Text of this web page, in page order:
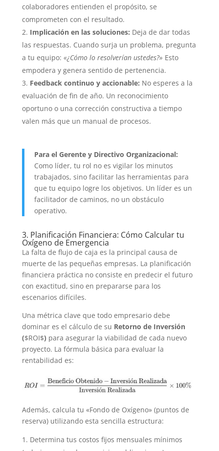
colaboradores entienden el propósito, se
comprometen con el resultado.
Implicación en las soluciones: Deja de dar todas
las respuestas. Cuando surja un problema, pregunta
a tu equipo: «¿Cómo lo resolverían ustedes?» Esto
empodera y genera sentido de pertenencia.
Feedback continuo y accionable: No esperes a la
evaluación de fin de año. Un reconocimiento
oportuno o una corrección constructiva a tiempo
valen más que un manual de procesos.
Para el Gerente y Directivo Organizacional:
Como líder, tu rol no es vigilar los minutos
trabajados, sino facilitar las herramientas para
que tu equipo logre los objetivos. Un líder es un
facilitador de caminos, no un obstáculo
operativo.
3. Planificación Financiera: Cómo Calcular tu
Oxígeno de Emergencia
La falta de flujo de caja es la principal causa de
muerte de las pequeñas empresas. La planificación
financiera práctica no consiste en predecir el futuro
con exactitud, sino en prepararse para los
escenarios difíciles.
Una métrica clave que todo empresario debe
dominar es el cálculo de su Retorno de Inversión
($ROI$) para asegurar la viabilidad de cada nuevo
proyecto. La fórmula básica para evaluar la
rentabilidad es:
Además, calcula tu «Fondo de Oxígeno» (puntos de
reserva) utilizando esta sencilla estructura:
Determina tus costos fijos mensuales mínimos